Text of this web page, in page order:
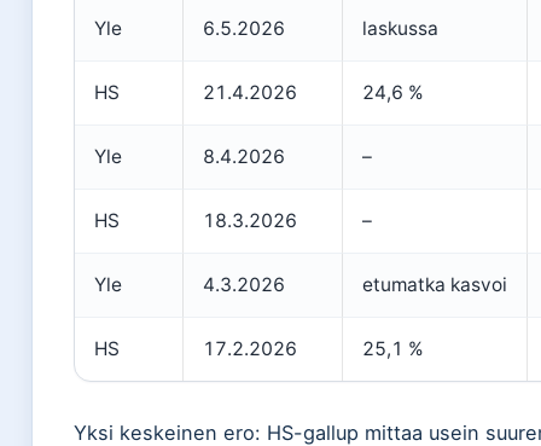
Yle 6.5.2026 laskussa
HS 21.4.2026 24,6 %
Yle 8.4.2026 –
HS 18.3.2026 –
Yle 4.3.2026 etumatka kasvoi
HS 17.2.2026 25,1 %
Yksi keskeinen ero: HS-gallup mittaa usein